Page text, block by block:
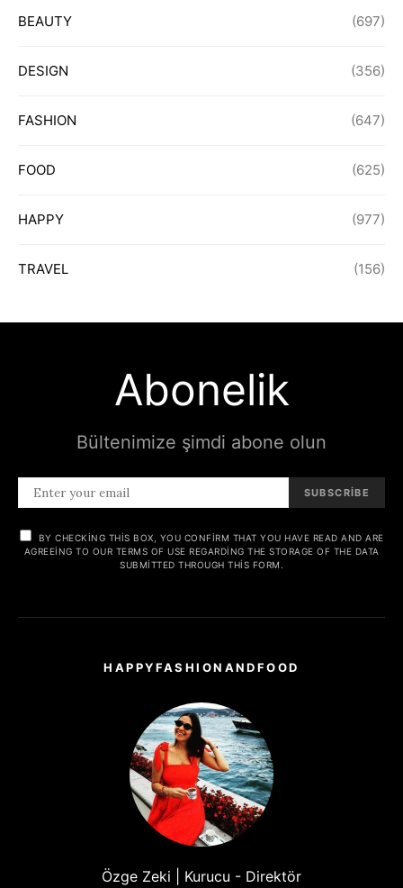
BEAUTY (697)
DESIGN (356)
FASHION (647)
FOOD (625)
HAPPY (977)
TRAVEL (156)
Abonelik
Bültenimize şimdi abone olun
SUBSCRIBE
BY CHECKING THIS BOX, YOU CONFIRM THAT YOU HAVE READ AND ARE
AGREEING TO OUR TERMS OF USE REGARDING THE STORAGE OF THE DATA
SUBMITTED THROUGH THIS FORM.
HAPPYFASHIONANDFOOD
Özge Zeki | Kurucu - Direktör